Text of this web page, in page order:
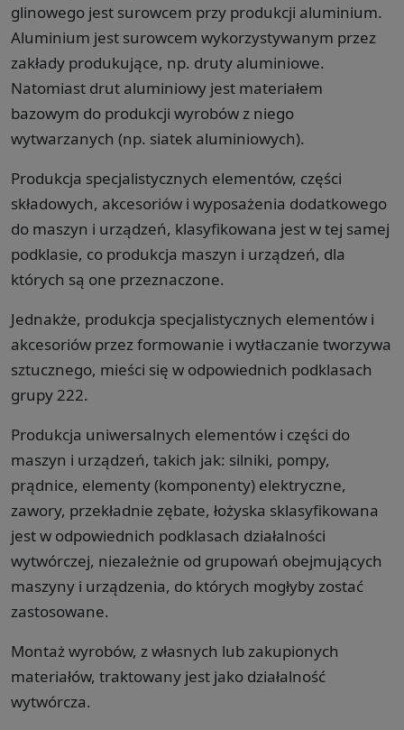
glinowego jest surowcem przy produkcji aluminium.
Aluminium jest surowcem wykorzystywanym przez
zakłady produkujące, np. druty aluminiowe.
Natomiast drut aluminiowy jest materiałem
bazowym do produkcji wyrobów z niego
wytwarzanych (np. siatek aluminiowych).
Produkcja specjalistycznych elementów, części
składowych, akcesoriów i wyposażenia dodatkowego
do maszyn i urządzeń, klasyfikowana jest w tej samej
podklasie, co produkcja maszyn i urządzeń, dla
których są one przeznaczone.
Jednakże, produkcja specjalistycznych elementów i
akcesoriów przez formowanie i wytłaczanie tworzywa
sztucznego, mieści się w odpowiednich podklasach
grupy 222.
Produkcja uniwersalnych elementów i części do
maszyn i urządzeń, takich jak: silniki, pompy,
prądnice, elementy (komponenty) elektryczne,
zawory, przekładnie zębate, łożyska sklasyfikowana
jest w odpowiednich podklasach działalności
wytwórczej, niezależnie od grupowań obejmujących
maszyny i urządzenia, do których mogłyby zostać
zastosowane.
Montaż wyrobów, z własnych lub zakupionych
materiałów, traktowany jest jako działalność
wytwórcza.